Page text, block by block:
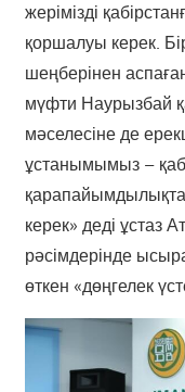
жерімізді
қоршалуы керек.
шеңберінен
мүфти Наурызбай
мәселесіне де
ұстанымымыз –
керек» деді ұстаз
рәсімдерінде
өткен «дөңгелек